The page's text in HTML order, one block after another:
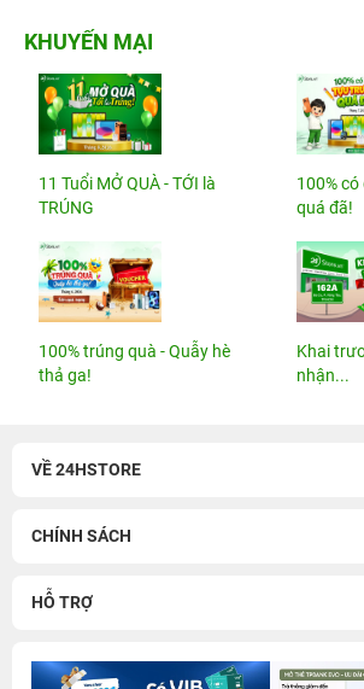
KHUYẾN MẠI
11 Tuổi MỞ QUÀ - TỚI là
TRÚNG
100%
quá đã!
100% trúng quà - Quẫy hè
thả ga!
Khai
nhận...
VỀ 24HSTORE
CHÍNH SÁCH
HỖ TRỢ